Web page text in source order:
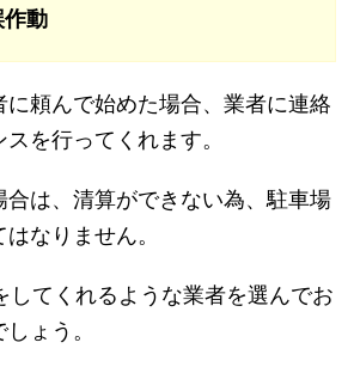
作動
に頼んで始めた場合、業者に連絡
を行ってくれます。
合は、清算ができない為、駐車場
なりません。
してくれるような業者を選んでお
ょう。